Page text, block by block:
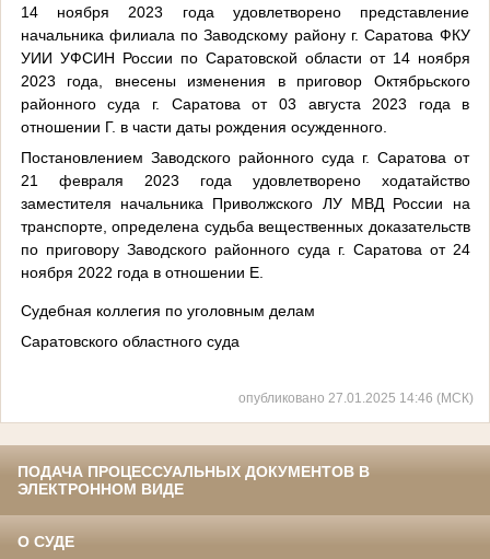
14 ноября 2023 года удовлетворено представление
начальника филиала по Заводскому району г. Саратова ФКУ
УИИ УФСИН России по Саратовской области от 14 ноября
2023 года, внесены изменения в приговор Октябрьского
районного суда г. Саратова от 03 августа 2023 года в
отношении Г. в части даты рождения осужденного.
Постановлением Заводского районного суда г. Саратова от
21 февраля 2023 года удовлетворено ходатайство
заместителя начальника Приволжского ЛУ МВД России на
транспорте, определена судьба вещественных доказательств
по приговору Заводского районного суда г. Саратова от 24
ноября 2022 года в отношении Е.
Судебная коллегия по уголовным делам
Саратовского областного суда
опубликовано 27.01.2025 14:46 (МСК)
ПОДАЧА ПРОЦЕССУАЛЬНЫХ ДОКУМЕНТОВ В
ЭЛЕКТРОННОМ ВИДЕ
О СУДЕ